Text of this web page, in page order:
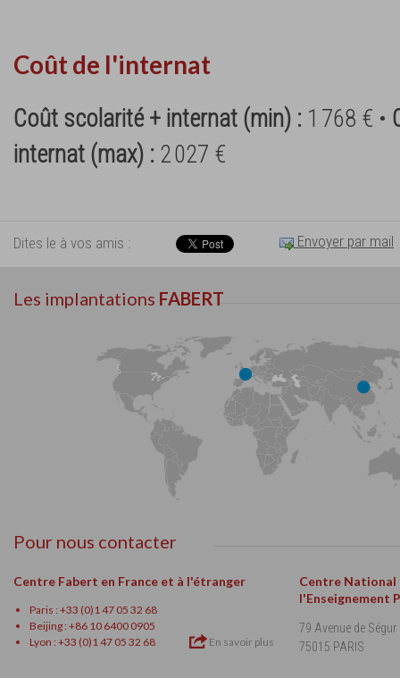
Coût de l'internat
Coût scolarité + internat (min) : 1 768 € •
internat (max) : 2 027 €
Dites le à vos amis : Envoyer par mail
Les implantations FABERT
Pour nous contacter
Centre Fabert en France et à l'étranger
Paris : +33 (0)1 47 05 32 68
Beijing : +86 10 6400 0905
Lyon : +33 (0)1 47 05 32 68
En savoir plus
Centre National
l'Enseignement
79 Avenue de Ségur
75015 PARIS